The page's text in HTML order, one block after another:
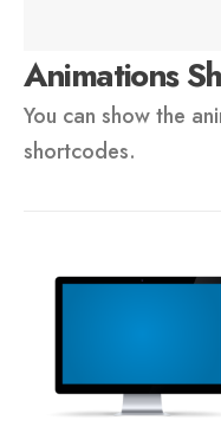
Animations
You can show the
shortcodes.